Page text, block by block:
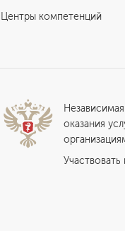
Центры компетенций
оказания